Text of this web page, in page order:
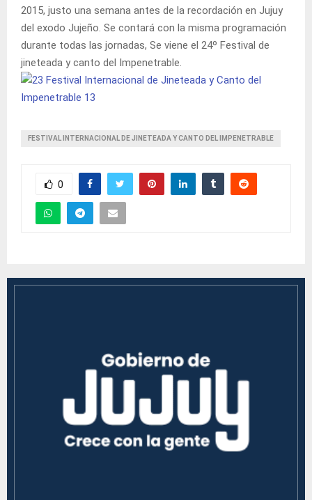
2015, justo una semana antes de la recordación en Jujuy
del exodo Jujeño. Se contará con la misma programación
durante todas las jornadas, Se viene el 24º Festival de
jineteada y canto del Impenetrable.
FESTIVAL INTERNACIONAL DE JINETEADA Y CANTO DEL IMPENETRABLE
0